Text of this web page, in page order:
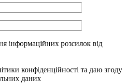
інформаційних розсилок від
конфіденційності та даю згоду
даних